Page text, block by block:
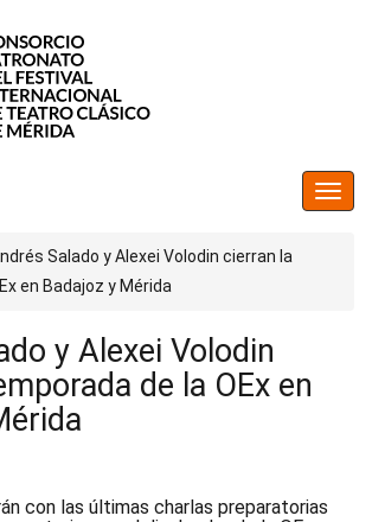
Salado y Alexei Volodin cierran la
en Badajoz y Mérida
y Alexei Volodin
de la OEx en
con las últimas charlas preparatorias